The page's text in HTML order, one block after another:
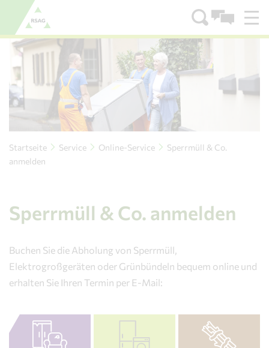
Zum Menü
Zum Inhalt
Startseite Service Online-Service
Sperrmüll & Co.
anmelden
Sperrmüll & Co. anmelden
Buchen Sie die Abholung von Sperrmüll,
Elektrogroßgeräten oder Grünbündeln bequem online und
erhalten Sie Ihren Termin per E-Mail: